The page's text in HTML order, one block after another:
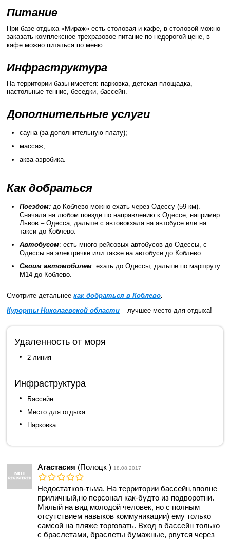
Питание
При базе отдыха «Мираж» есть столовая и кафе, в столовой можно
заказать комплексное трехразовое питание по недорогой цене, в
кафе можно питаться по меню.
Инфраструктура
На территории базы имеется: парковка, детская площадка,
настольные теннис, беседки, бассейн.
Дополнительные услуги
сауна (за дополнительную плату);
массаж;
аква-аэробика.
Как добраться
Поездом: до Коблево можно ехать через Одессу (59 км).
Сначала на любом поезде по направлению к Одессе, например
Львов – Одесса, дальше с автовокзала на автобусе или на
такси до Коблево.
Автобусом: есть много рейсовых автобусов до Одессы, с
Одессы на электричке или также на автобусе до Коблево.
Своим автомобилем: ехать до Одессы, дальше по маршруту
М14 до Коблево.
Смотрите детальнеекак добраться в Коблево.
Курорты Николаевской области – лучшее место для отдыха!
Удаленность от моря
2 линия
Инфраструктура
Бассейн
Место для отдыха
Парковка
Агастасия (Полоцк ) 18.08.2017
Недостатков-тьма. На территории бассейн,вполне
приличный,но персонал как-будто из подворотни.
Милый на вид молодой человек, но с полным
отсутствием навыков коммуникации) ему только
самсой на пляже торговать. Вход в бассейн только
с браслетами, браслеты бумажные, рвутся через